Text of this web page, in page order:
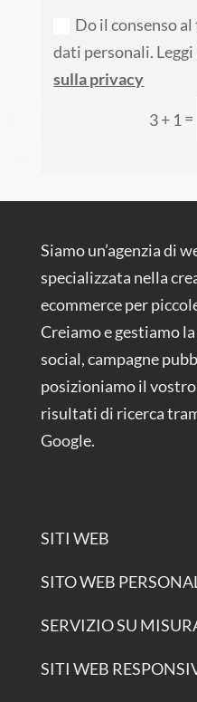
Do il consenso
dati personali.
sulla privacy
3 + 1 =
Siamo un’agenzia di
specializzata nella
ecommerce per
Creiamo e gestiamo
social, campagne
posizioniamo il
risultati di ricerca
Google.
SITI WEB
SITO WEB
SERVIZIO SU
SITI WEB